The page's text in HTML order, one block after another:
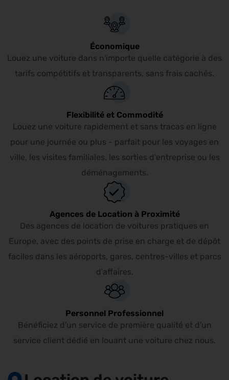
Économique
Louez une voiture dans n'importe quelle catégorie à des
tarifs compétitifs et transparents, sans frais cachés.
Flexibilité et Commodité
Louez une voiture rapidement et sans tracas en ligne
pour une journée ou plus - parfait pour les voyages en
ville, les visites familiales, les sorties d'entreprise ou les
déménagements.
Agences de Location à Proximité
Des agences de location de voitures pratiques en
Europe, avec des points de prise en charge et de dépôt
faciles dans les aéroports, gares, centres-villes et parcs
d'affaires.
Personnel Professionnel
Bénéficiez d'un service de première qualité et d'un
service client dédié en louant une voiture chez nous.